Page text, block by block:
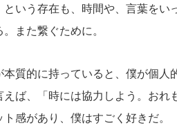
いう存在も、時間や、言葉をい
また繋ぐために。
質的に持っていると、僕が個人
ば、「時には協力しよう。おれ
感があり、僕はすごく好きだ。